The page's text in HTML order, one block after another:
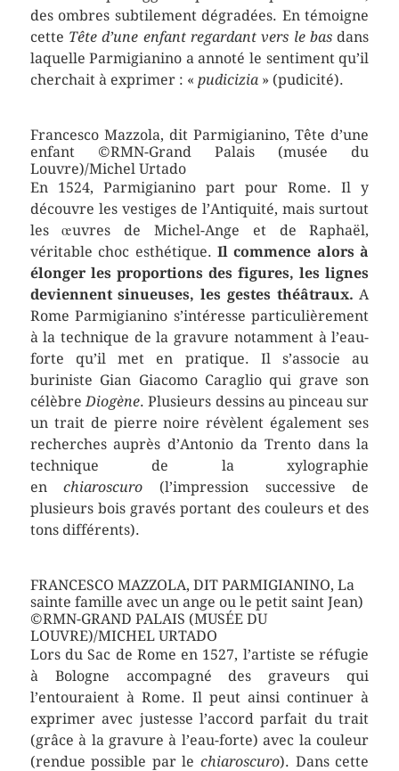
des ombres subtilement dégradées. En témoigne
cette Tête d’une enfant regardant vers le bas dans
laquelle Parmigianino a annoté le sentiment qu’il
cherchait à exprimer : « pudicizia» (pudicité).
Francesco Mazzola, dit Parmigianino, Tête d’une
enfant ©RMN-Grand Palais (musée du
Louvre)/Michel Urtado
En 1524, Parmigianino part pour Rome. Il y
découvre les vestiges de l’Antiquité, mais surtout
les œuvres de Michel-Ange et de Raphaël,
véritable choc esthétique. Il commence alors à
élonger les proportions des figures, les lignes
deviennent sinueuses, les gestes théâtraux.A
Rome Parmigianino s’intéresse particulièrement
à la technique de la gravure notamment à l’eau-
forte qu’il met en pratique. Il s’associe au
buriniste Gian Giacomo Caraglio qui grave son
célèbreDiogène. Plusieurs dessins au pinceau sur
un trait de pierre noire révèlent également ses
recherches auprès d’Antonio da Trento dans la
technique de la xylographie
enchiaroscuro (l’impression successive de
plusieurs bois gravés portant des couleurs et des
tons différents).
FRANCESCO MAZZOLA, DIT PARMIGIANINO, La
sainte famille avec un ange ou le petit saint Jean)
©RMN-GRAND PALAIS (MUSÉE DU
LOUVRE)/MICHEL URTADO
Lors du Sac de Rome en 1527, l’artiste se réfugie
à Bologne accompagné des graveurs qui
l’entouraient à Rome. Il peut ainsi continuer à
exprimer avec justesse l’accord parfait du trait
(grâce à la gravure à l’eau-forte) avec la couleur
(rendue possible par lechiaroscuro). Dans cette